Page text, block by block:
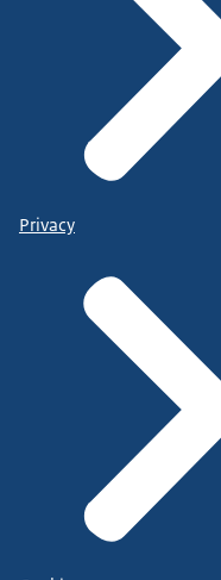
Privacy